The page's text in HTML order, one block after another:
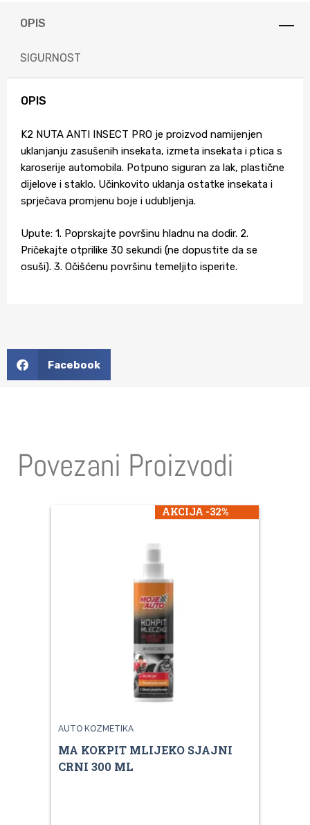
OPIS
SIGURNOST
OPIS
K2 NUTA ANTI INSECT PRO je proizvod namijenjen
uklanjanju zasušenih insekata, izmeta insekata i ptica s
karoserije automobila. Potpuno siguran za lak, plastične
dijelove i staklo. Učinkovito uklanja ostatke insekata i
sprječava promjenu boje i udubljenja.
Upute: 1. Poprskajte površinu hladnu na dodir. 2.
Pričekajte otprilike 30 sekundi (ne dopustite da se
osuši). 3. Očišćenu površinu temeljito isperite.
Facebook
Povezani Proizvodi
AKCIJA -32%
AUTO KOZMETIKA
MA KOKPIT MLIJEKO SJAJNI
CRNI 300 ML